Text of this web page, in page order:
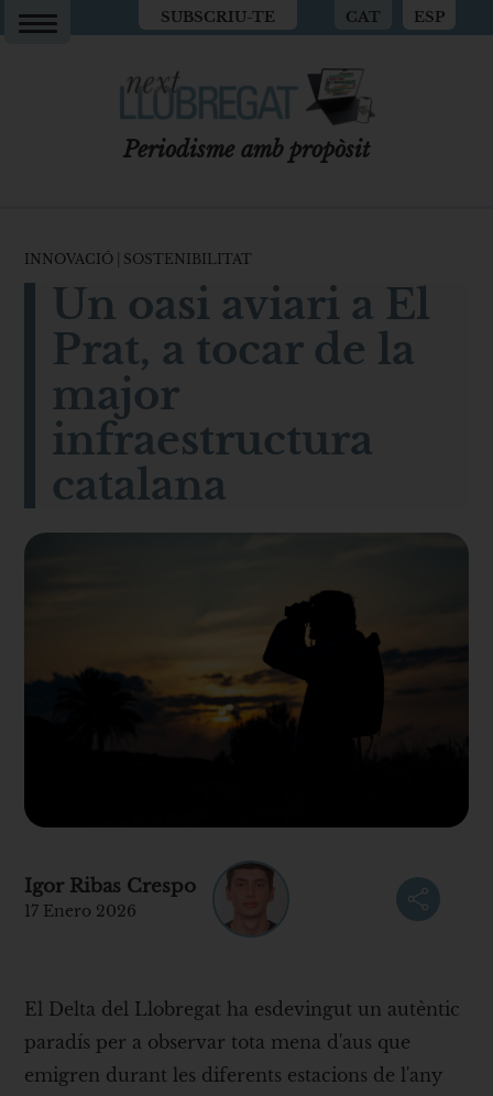
SUBSCRIU-TE CAT ESP
Periodisme amb propòsit
INNOVACIÓ SOSTENIBILITAT
Un oasi aviari a El
Prat, a tocar de la
major
infraestructura
catalana
Igor Ribas Crespo
17 Enero 2026
El Delta del Llobregat ha esdevingut un autèntic
paradís per a observar tota mena d'aus que
emigren durant les diferents estacions de l'any